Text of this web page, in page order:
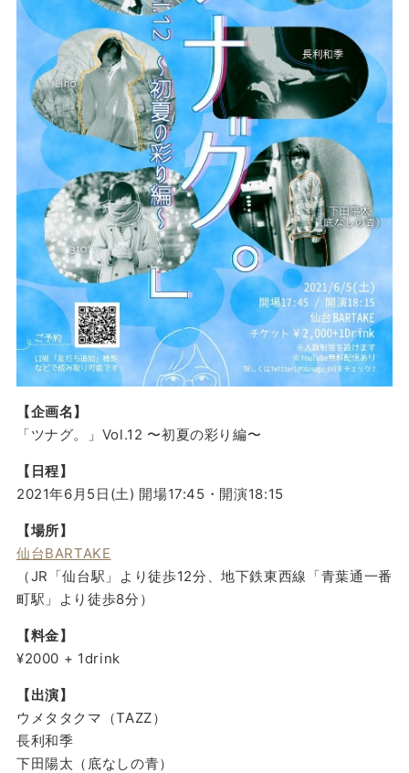
【企画名】
「ツナグ。」Vol.12 〜初夏の彩り編〜
【日程】
2021年6月5日(土) 開場17:45・開演18:15
【場所】
仙台BARTAKE
（JR「仙台駅」より徒歩12分、地下鉄東西線「青葉通一番
町駅」より徒歩8分）
【料金】
¥2000 + 1drink
【出演】
ウメタタクマ（TAZZ）
長利和季
下田陽太（底なしの青）